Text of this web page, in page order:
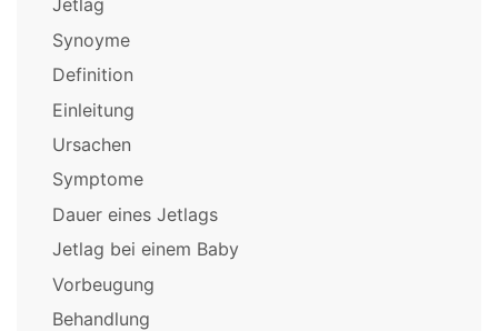
Jetlag
Synoyme
Definition
Einleitung
Ursachen
Symptome
Dauer eines Jetlags
Jetlag bei einem Baby
Vorbeugung
Behandlung